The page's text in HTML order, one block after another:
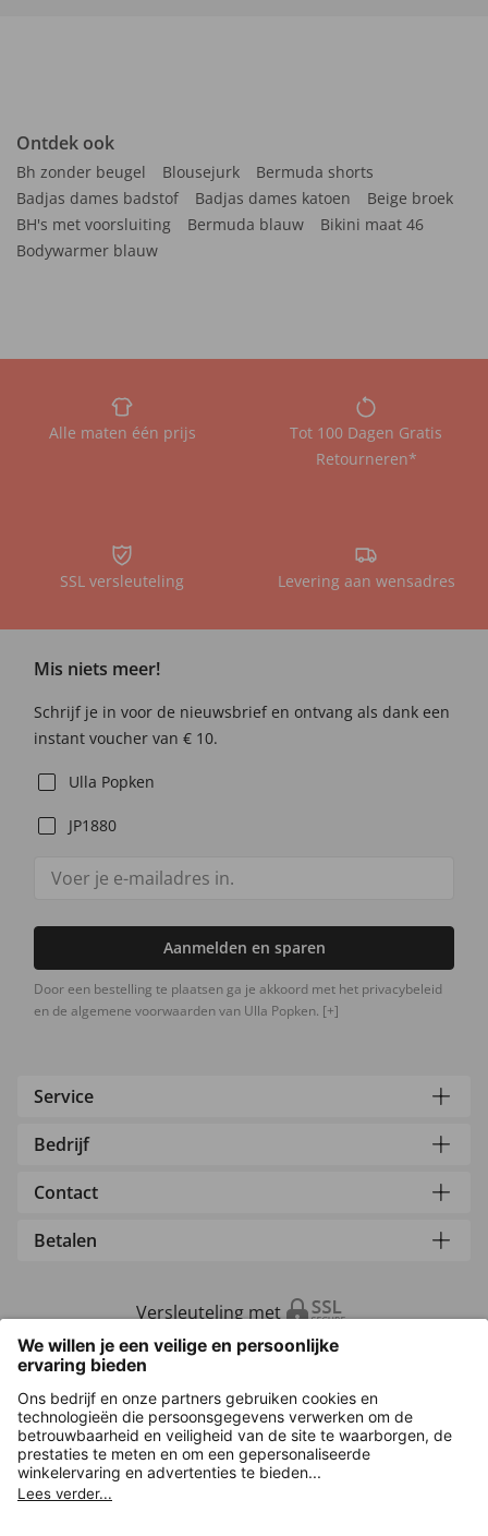
Ontdek ook
Bh zonder beugel Blousejurk
Bermuda shorts
Badjas dames badstof
Badjas dames katoen
Beige broek
BH's met voorsluiting
Bermuda blauw
Bikini maat 46
Bodywarmer blauw
Alle maten één prijs
Tot 100 Dagen Gratis
Retourneren*
SSL versleuteling Levering aan wensadres
Mis niets meer!
Schrijf je in voor de nieuwsbrief en ontvang als dank een
instant voucher van € 10.
Ulla Popken
JP1880
Aanmelden en sparen
Door een bestelling te plaatsen ga je akkoord met het privacybeleid
en de algemene voorwaarden van Ulla Popken. [+]
Service
Bedrijf
Contact
Betalen
Versleuteling met
Overige webwinkels
Nederland